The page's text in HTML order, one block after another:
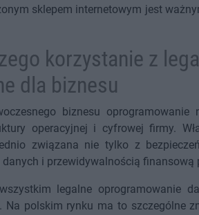
sklepem internetowym jest
korzystanie z
dla biznesu
biznesu
operacyjnej i cyfrowej firmy.
związana nie tylko z
danych i przewidywalnością finansową
legalne oprogramowanie
Na polskim rynku ma to szczególne